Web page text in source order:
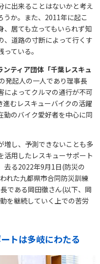
に出来ることはないかと考え
うか。また、2011年に起こ
、居ても立ってもいられず知
、道路の寸断によって行くす
ている。
ンティア団体「千葉レスキュ
発起人の一人であり理事長
によってクルマの通行が不可
むレスキューバイクの活躍
勤のバイク愛好者を中心に同
増し、予測できないことも多
活用したレスキューサポート
去る2022年9月1日(防災の
れた九都県市合同防災訓練
である岡田徹さん(以下、岡
を継続していく上での苦労
トは多岐にわたる